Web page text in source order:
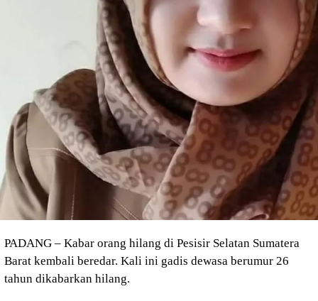
PADANG – Kabar orang hilang di Pesisir Selatan Sumatera
Barat kembali beredar. Kali ini gadis dewasa berumur 26
tahun dikabarkan hilang.